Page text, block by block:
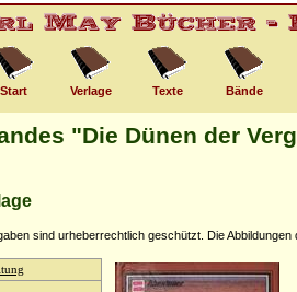
Start Verlage Texte Bände
"Die Dünen der
sind urheberrechtlich geschützt. Die Abbildungen